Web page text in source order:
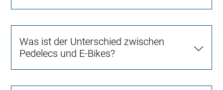
Was ist der Unterschied zwischen
Pedelecs und E-Bikes?